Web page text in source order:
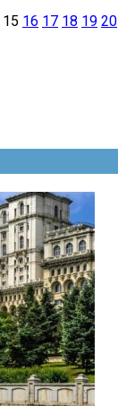
15 16 17 18 19 20